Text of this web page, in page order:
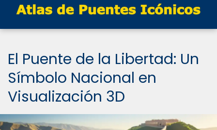
El Puente de la Libertad: Un
Símbolo Nacional en
Visualización 3D